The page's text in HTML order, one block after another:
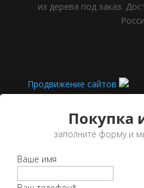
из дерева под заказ.
Продвижение сайтов
Покупка
заполните форму и
Ваше имя